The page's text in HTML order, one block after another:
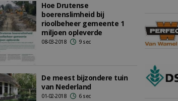
Hoe Drutense
boerenslimheid bij
rioolbeheer gemeente 1
miljoen opleverde
08-03-2018 9 sec
De meest bijzondere tuin
van Nederland
01-02-2018 6 sec